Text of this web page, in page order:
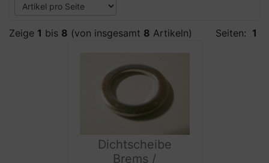
Zeige 1 bis 8 (von insgesamt 8 Artikeln) Seiten: 1
Dichtscheibe
Brems /